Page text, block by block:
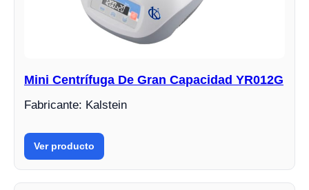
Mini Centrífuga De Gran Capacidad YR012G
Fabricante: Kalstein
Ver producto